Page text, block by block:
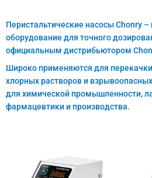
Перистальтические насосы Chonry
оборудование для точного
официальным дистрибьютором
Широко применяются для
хлорных растворов и
для химической промышленности,
фармацевтики и производства.